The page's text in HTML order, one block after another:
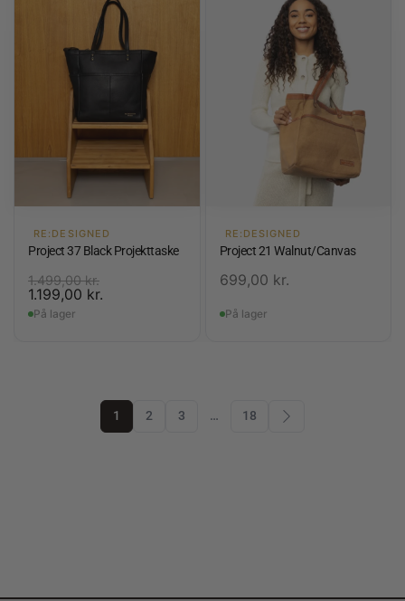
RE:DESIGNED
Project 37 Black Projekttaske
1.499,00kr.
1.199,00 kr.
På lager
RE:DESIGNED
Project 21 Walnut/Canvas
699,00 kr.
På lager
1 2 3 … 18